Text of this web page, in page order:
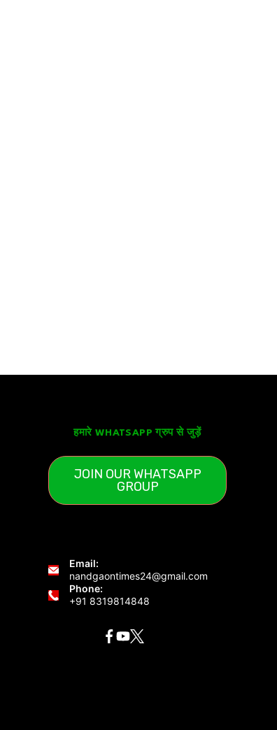
हमारे WHATSAPP ग्रुप से जुड़ें
JOIN OUR WHATSAPP
GROUP
Email:
nandgaontimes24@gmail.com
Phone:
+91 8319814848